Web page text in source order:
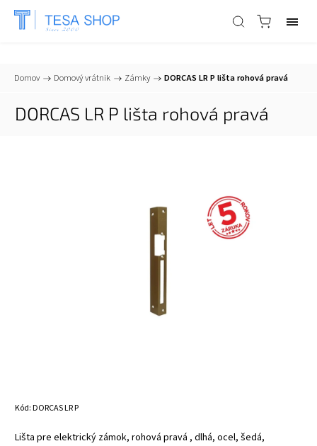
📞+421 903 553 805 info@tesa-systems.sk
Domov / Domový vrátnik / Zámky / DORCAS LR P lišta rohová pravá
DORCAS LR P lišta rohová pravá
Kód:DORCAS LR P
Lišta pre elektrický zámok, rohová pravá , dlhá, ocel, šedá,